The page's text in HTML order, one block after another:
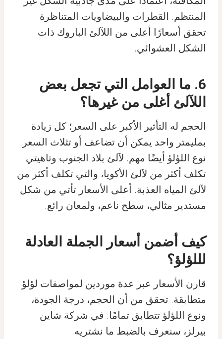
المنتظم. القطرات والبيضاويات المتناظرة
تحقق أسعارًا أعلى من اللآلئ الباروك ذات
الشكل العشوائي.
6. ما العوامل التي تجعل بعض
اللآلئ أغلى من غيرها؟
الحجم له التأثير الأكبر على السعر؛ كل زيادة
بمليمتر واحد يمكن أن تضاعف أو تثلاث السعر.
نوع اللؤلؤ أيضًا مهم. لآلئ بلاد الجنوب وتاهيتي
تكلف أكثر من لآلئ الأكويا، والتي تكلف أكثر من
لآلئ المياه العذبة. أعلى الأسعار تأتي من شكل
مستدير مثالي، سطح ناعم، ولمعان رائع.
كيف أضمن أسعار الجملة العادلة
لللؤلؤ؟
قارن الأسعار عبر عدة موردين لمواصفات لؤلؤ
متطابقة. تحقق من أن الحجم، درجة الجودة،
ونوع اللؤلؤ تتطابق تمامًا. في شركة شاين
بيرلز، سنعرف بالضبط ما نشتريه.